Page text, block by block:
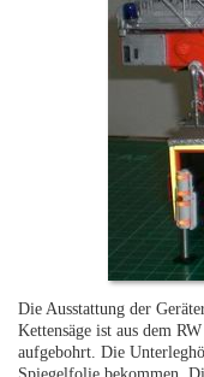
Die Ausstattung der
Kettensäge ist aus dem
aufgebohrt. Die